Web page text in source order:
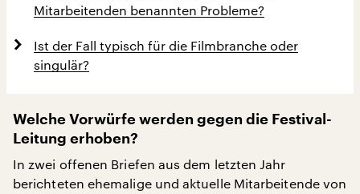
Mitarbeitenden benannten Probleme?
Ist der Fall typisch für die Filmbranche oder
singulär?
Welche Vorwürfe werden gegen die Festival-
Leitung erhoben?
In zwei offenen Briefen aus dem letzten Jahr
berichteten ehemalige und aktuelle Mitarbeitende von